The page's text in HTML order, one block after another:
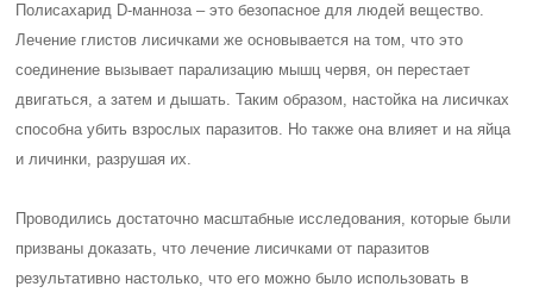
Полисахарид D-манноза – это безопасное для людей вещество.
Лечение глистов лисичками же основывается на том, что это
соединение вызывает парализацию мышц червя, он перестает
двигаться, а затем и дышать. Таким образом, настойка на лисичках
способна убить взрослых паразитов. Но также она влияет и на яйца
и личинки, разрушая их.
Проводились достаточно масштабные исследования, которые были
призваны доказать, что лечение лисичками от паразитов
результативно настолько, что его можно было использовать в